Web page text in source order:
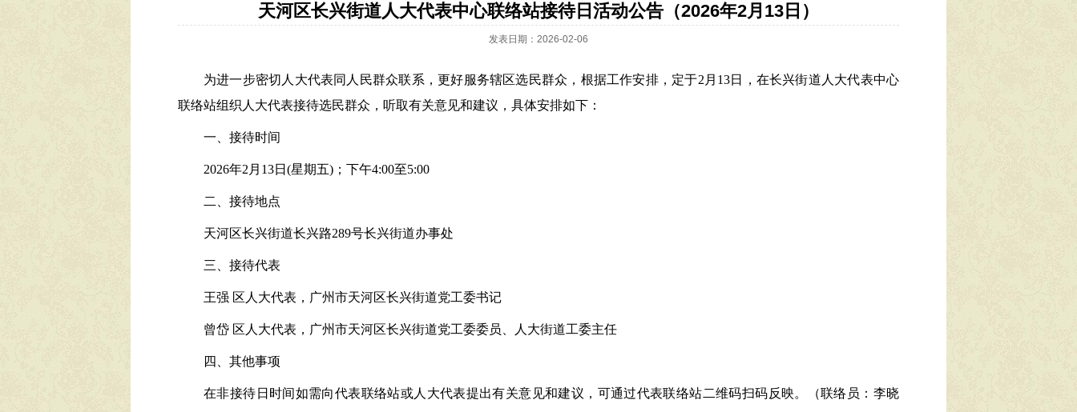
天河区长兴街道人大代表中心联络站接待日活动公告（2026年2月13日）
发表日期：2026-02-06
为进一步密切人大代表同人民群众联系，更好服务辖区选民群众，根据工作安排， 定于2月13日 ，在长兴街道人大代表中心
联络站组织人大代表接待选民群众， 听取有关意见和建议 ，具体安排如下：
一、接待时间
2026年2月13日(星期五)； 下午4:00至5:00
二、接待地点
天河区长兴街道长兴路289号长兴街道办事处
三、接待代表
王强 区人大代表， 广州市天河区长兴街道党工委书记
曾岱 区人大代表，广州市天河区长兴街道党工委委员、人大街道工委主任
四、 其他事项
在非接待日时间如需向代表联络站或人大代表提出有关意见和建议，可通过代表联络站二维码扫码反映。（联络员： 李晓